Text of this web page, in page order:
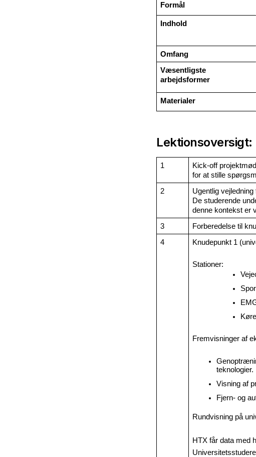
Formål
Indhold
Omfang
Væsentligste
arbejdsformer
Materialer
Lektionsoversigt:
1
Kick-off
for at stille
2
Ugentlig
De studerende
denne kontekst er
3
Forberedelse til
4
Knudepunkt 1
Stationer:
Fremvisninger af
teknologier.
Visning af
Fjern- og
Rundvisning på
HTX får data med